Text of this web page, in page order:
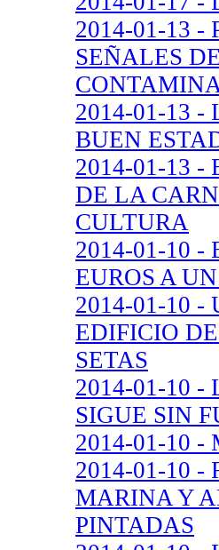
2014-01-13 -
SEÑALES
2014-01-13 -
BUEN
2014-01-13 -
DE LA
CULTURA
2014-01-10 -
EUROS A
2014-01-10 -
EDIFICIO
SETAS
2014-01-10
SIGUE SIN
2014-01-10 -
2014-01-10
MARINA Y
PINTADAS